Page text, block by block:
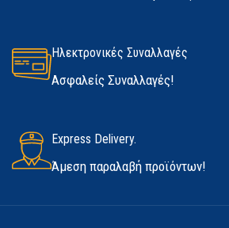
Ηλεκτρονικές Συναλλαγές
Ασφαλείς Συναλλαγές!
Express Delivery.
Άμεση παραλαβή προϊόντων!